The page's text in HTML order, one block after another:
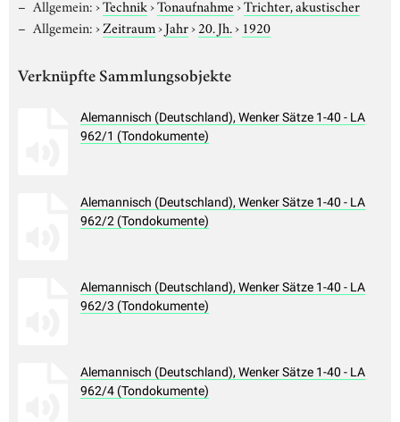
Allgemein:›Technik›Tonaufnahme›Trichter, akustischer
Allgemein:›Zeitraum›Jahr›20. Jh.› 1920
Verknüpfte Sammlungsobjekte
Alemannisch (Deutschland), Wenker Sätze 1-40 - LA
962/1 (Tondokumente)
Alemannisch (Deutschland), Wenker Sätze 1-40 - LA
962/2 (Tondokumente)
Alemannisch (Deutschland), Wenker Sätze 1-40 - LA
962/3 (Tondokumente)
Alemannisch (Deutschland), Wenker Sätze 1-40 - LA
962/4 (Tondokumente)